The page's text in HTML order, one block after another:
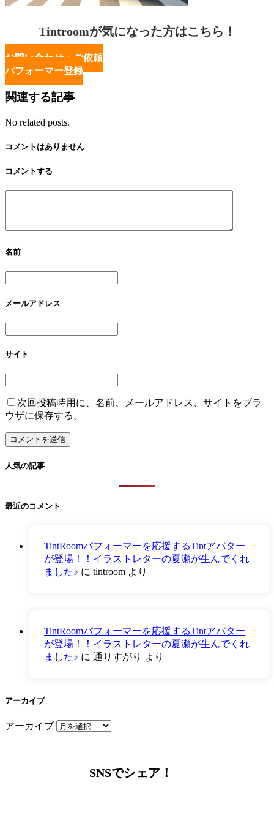
Tintroomが気になった方はこちら！
お問い合わせ・ご依頼
パフォーマー登録
関連する記事
No related posts.
コメントはありません
コメントする
名前
メールアドレス
サイト
次回投稿時用に、名前、メールアドレス、サイトをブラ
ウザに保存する。
人気の記事
最近のコメント
TintRoomパフォーマーを応援するTintアバター
が登場！！イラストレターの夏瀬が生んでくれ
ました♪ に tintroom より
TintRoomパフォーマーを応援するTintアバター
が登場！！イラストレターの夏瀬が生んでくれ
ました♪ に 通りすがり より
アーカイブ
アーカイブ
SNSでシェア！